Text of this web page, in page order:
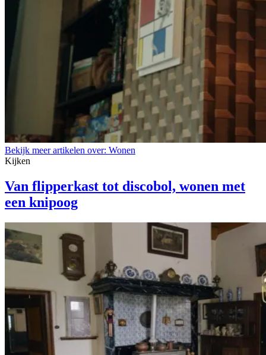
Bekijk meer artikelen over: Wonen
Kijken
Van flipperkast tot discobol, wonen met
een knipoog